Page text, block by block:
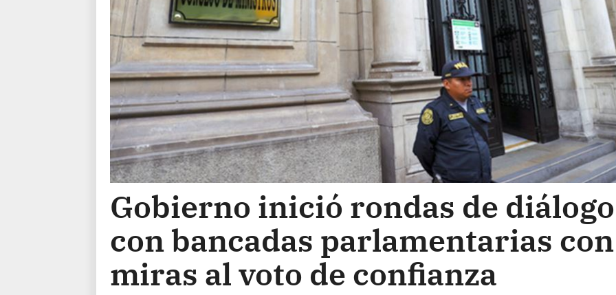
Gobierno inició rondas de diálogo
con bancadas parlamentarias con
miras al voto de confianza